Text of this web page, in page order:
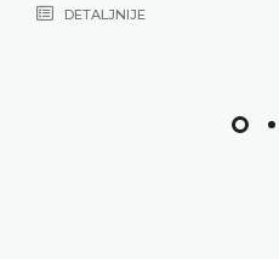
DETALJNIJE